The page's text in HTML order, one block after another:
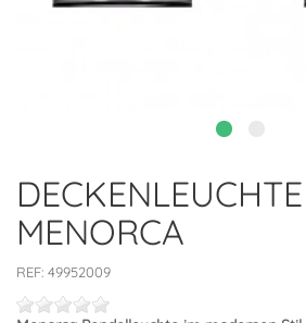
DECKENLEUCHTE
MENORCA
REF: 49952009